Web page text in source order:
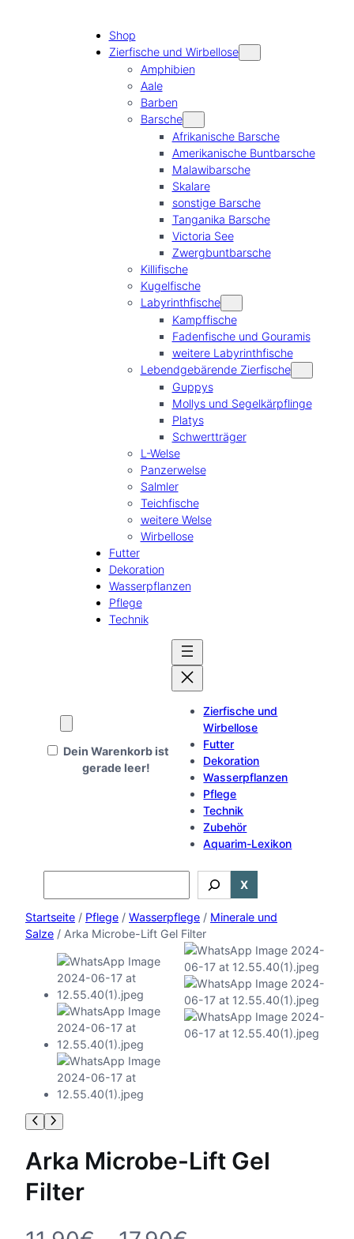
Shop
Zierfische und Wirbellose
Amphibien
Aale
Barben
Barsche
Afrikanische Barsche
Amerikanische Buntbarsche
Malawibarsche
Skalare
sonstige Barsche
Tanganika Barsche
Victoria See
Zwergbuntbarsche
Killifische
Kugelfische
Labyrinthfische
Kampffische
Fadenfische und Gouramis
weitere Labyrinthfische
Lebendgebärende Zierfische
Guppys
Mollys und Segelkärpflinge
Platys
Schwertträger
L-Welse
Panzerwelse
Salmler
Teichfische
weitere Welse
Wirbellose
Futter
Dekoration
Wasserpflanzen
Pflege
Technik
Dein Warenkorb ist
gerade leer!
Zierfische und
Wirbellose
Futter
Dekoration
Wasserpflanzen
Pflege
Technik
Zubehör
Aquarim-Lexikon
X
Startseite / Pflege / Wasserpflege / Minerale und
Salze / Arka Microbe-Lift Gel Filter
Arka Microbe-Lift Gel
Filter